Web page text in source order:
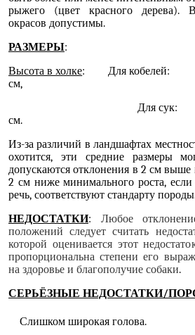
рыжего (цвет красного дерева).
окрасов допустимы.
РАЗМЕРЫ:
Высота в холке: Для
см,
Для сук: от
см.
Из-за различий в ландшафтах
охотится, эти средние размеры
допускаются отклонения в 2 см выше
2 см ниже минимального роста,
речь, соответствуют стандарту
НЕДОСТАТКИ: Любое
положений следует считать
которой оценивается этот
пропорциональна степени его
на здоровье и благополучие собаки.
СЕРЬЁЗНЫЕ НЕДОСТАТКИ/
Слишком широкая голова.